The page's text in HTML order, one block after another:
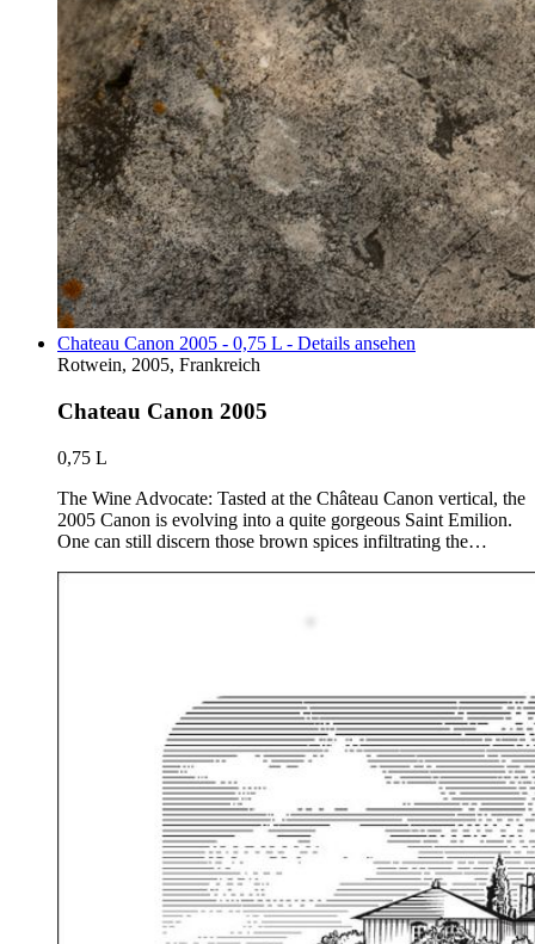
Chateau Canon 2005 - 0,75 L - Details ansehen
Rotwein, 2005, Frankreich
Chateau Canon 2005
0,75 L
The Wine Advocate: Tasted at the Château Canon vertical, the
2005 Canon is evolving into a quite gorgeous Saint Emilion.
One can still discern those brown spices infiltrating the…